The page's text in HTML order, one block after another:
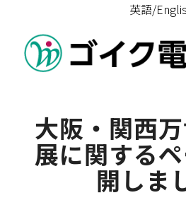
英語/
大阪・関西
展に関する
開しま